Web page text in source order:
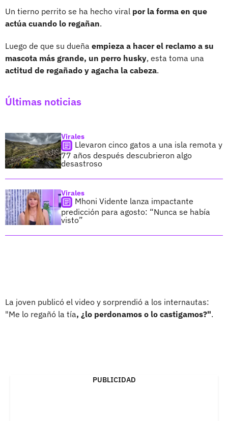
Un tierno perrito se ha hecho viral por la forma en que
actúa cuando lo regañan.
Luego de que su dueña empieza a hacer el reclamo a su
mascota más grande, un perro husky, esta toma una
actitud de regañado y agacha la cabeza.
Últimas noticias
Virales
Llevaron cinco gatos a una isla remota y
77 años después descubrieron algo
desastroso
Virales
Mhoni Vidente lanza impactante
predicción para agosto: “Nunca se había
visto”
La joven publicó el video y sorprendió a los internautas:
"Me lo regañó la tía, ¿lo perdonamos o lo castigamos?".
PUBLICIDAD